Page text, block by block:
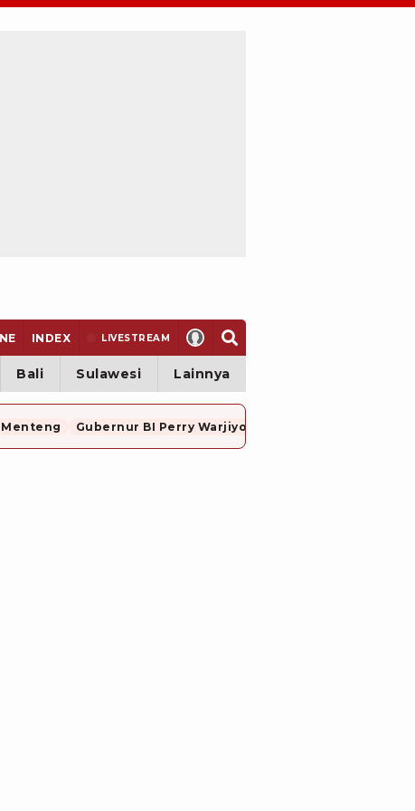
INDEX LIVESTREAM
Bali Sulawesi Lainnya
Gubernur BI Perry Warjiyo Mundur